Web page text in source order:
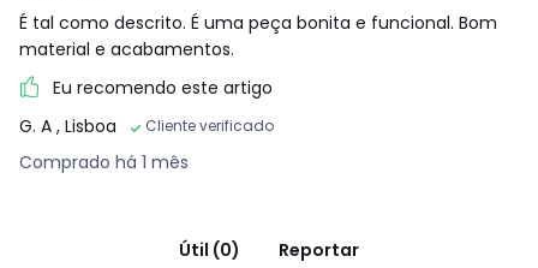
É tal como descrito. É uma peça bonita e funcional. Bom
material e acabamentos.
Eu recomendo este artigo
G. A , Lisboa Cliente verificado
Comprado há 1 mês
Útil (0)
Reportar